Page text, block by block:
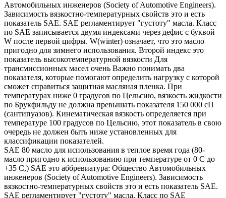
Автомобильных инженеров (Society of Automotive Engineers).
Зависимость вязкостно-температурных свойств это и есть
показатель SAE. SAE регламентирует "густоту" масла. Класс
по SAE записывается двумя индексами через дефис с буквой
W после первой цифры. W(winter) означает, что это масло
пригодно для зимнего использования. Второй индекс это
показатель высокотемпературной вязкости Для
трансмиссионных масел очень Важно понимать два
показателя, которые помогают определить нагрузку с которой
сможет справиться защитная масляная пленка. При
температурах ниже 0 градусов по Цельсию, вязкость жидкости
по Брукфильду не должна превышать показателя 150 000 сП
(сантипуазов). Кинематическая вязкость определяется при
температуре 100 градусов по Цельсию, этот показатель в свою
очередь не должен быть ниже установленных для
классификации показателей.
SAE 80 масло для использования в теплое время года (80-
масло пригодно к использованию при температуре от 0 С до
+35 С,) SAE это аббревиатура: Общество Автомобильных
инженеров (Society of Automotive Engineers). Зависимость
вязкостно-температурных свойств это и есть показатель SAE.
SAE регламентирует "густоту" масла. Класс по SAE